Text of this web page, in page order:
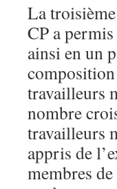
La
CP a
ainsi en un
travailleurs
nombre
travailleurs
appris de
membres